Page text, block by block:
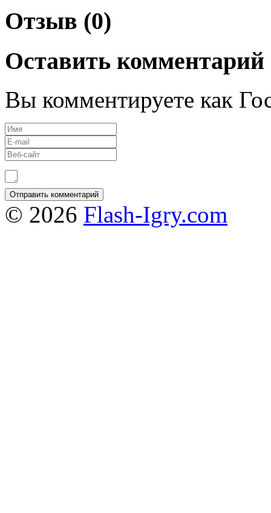
Отзыв (0)
Оставить комментарий
Вы комментируете как
© 2026 Flash-Igry.com